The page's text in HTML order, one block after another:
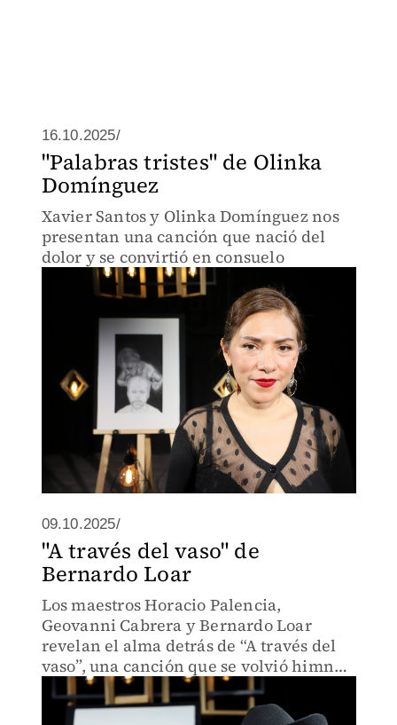
16.10.2025/
"Palabras tristes" de Olinka
Domínguez
Xavier Santos y Olinka Domínguez nos
presentan una canción que nació del
dolor y se convirtió en consuelo
09.10.2025/
"A través del vaso" de
Bernardo Loar
Los maestros Horacio Palencia,
Geovanni Cabrera y Bernardo Loar
revelan el alma detrás de “A través del
vaso”, una canción que se volvió himno
del desamor mexicano